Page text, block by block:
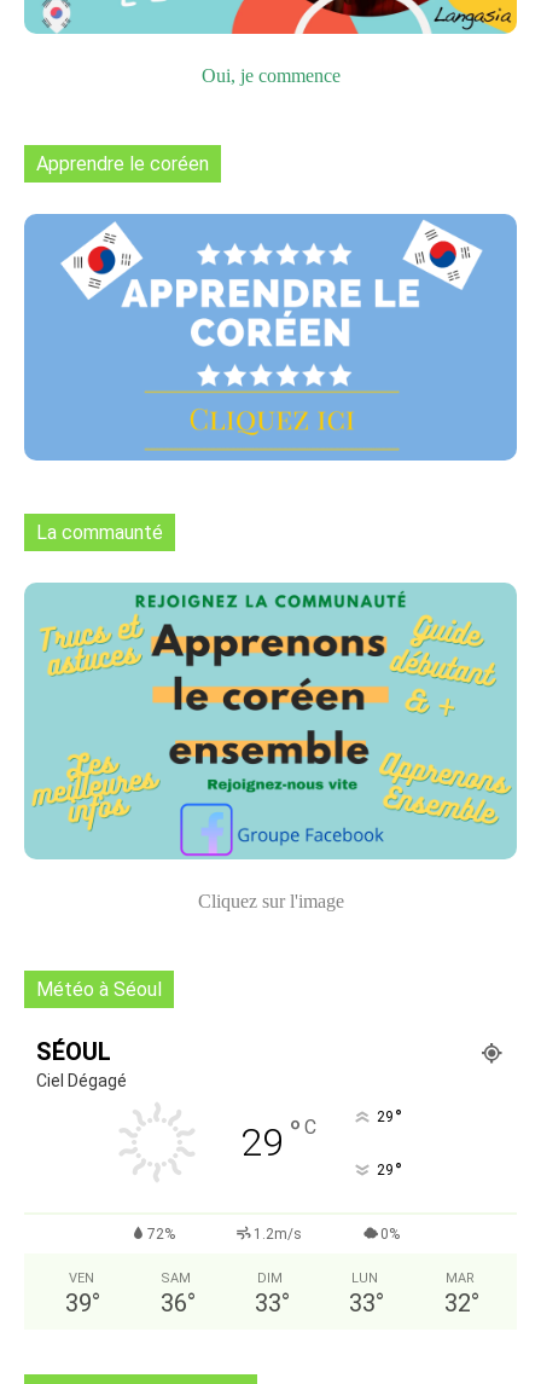
Oui, je commence
Apprendre le coréen
La commaunté
Cliquez sur l'image
Météo à Séoul
SÉOUL
Ciel Dégagé
29 ° C 29 °
29 °
72% 1.2m/s 0%
VEN
39°
SAM
36°
DIM
33°
LUN
33°
MAR
32°